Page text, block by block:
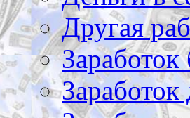
Другая
Заработок
Заработок